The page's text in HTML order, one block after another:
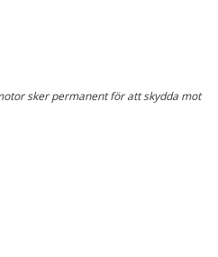
sker permanent för att skydda mot